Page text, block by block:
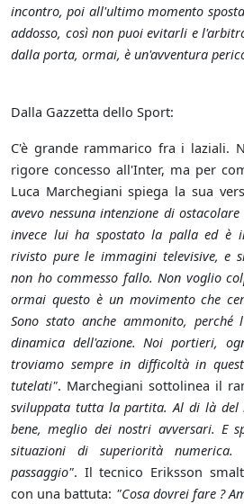
incontro, poi all'ultimo momento
addosso, così non puoi evitarli e
dalla porta, ormai, è un'avventura
Dalla Gazzetta dello Sport:
C'è grande rammarico fra i laziali.
rigore concesso all'Inter, ma per
Luca Marchegiani spiega la sua
avevo nessuna intenzione di
invece lui ha spostato la palla ed è
rivisto pure le immagini televisive, e
non ho commesso fallo. Non voglio
ormai questo è un movimento che
Sono stato anche ammonito,
dinamica dell'azione. Noi portieri,
troviamo sempre in difficoltà in
tutelati". Marchegiani sottolinea il
sviluppata tutta la partita. Al di là del
bene, meglio dei nostri avversari. E
situazioni di superiorità
passaggio". Il tecnico Eriksson
con una battuta: "Cosa dovrei fare ?